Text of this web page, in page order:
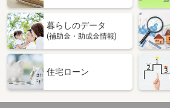
暮らしのデータ
(補助金・助成金情報)
住宅ローン